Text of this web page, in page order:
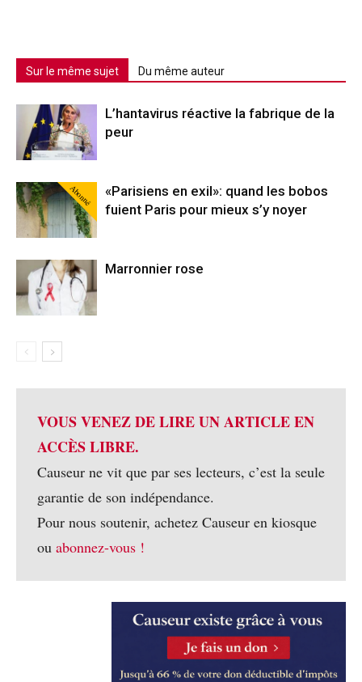
Sur le même sujet Du même auteur
L’hantavirus réactive la fabrique de la
peur
Abonné
«Parisiens en exil»: quand les bobos
fuient Paris pour mieux s’y noyer
Marronnier rose
VOUS VENEZ DE LIRE UN ARTICLE EN
ACCÈS LIBRE.
Causeur ne vit que par ses lecteurs, c’est la seule
garantie de son indépendance.
Pour nous soutenir, achetez Causeur en kiosque
ou abonnez-vous !